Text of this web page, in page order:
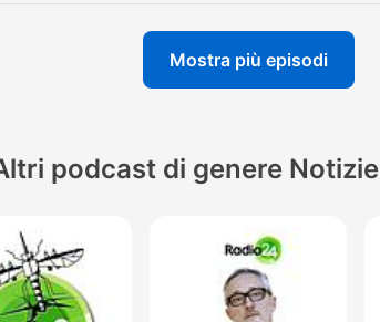
Mostra più episodi
podcast di genere Notizie